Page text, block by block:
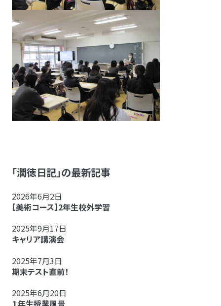
「潤徳日記」の最新記事
2026年6月2日
【美術コース】2年生校外学習
2025年9月17日
キャリア講演会
2025年7月3日
期末テスト直前！
2025年6月20日
１年生授業風景